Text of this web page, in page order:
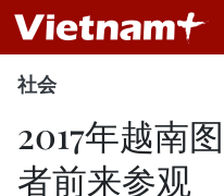
社会
2017年越南
者前来参观